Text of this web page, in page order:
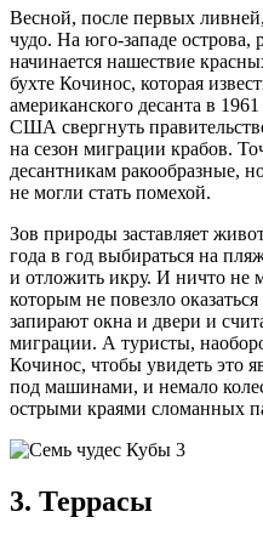
Весной, после первых
чудо. На юго-западе острова,
начинается нашествие
бухте Кочинос, которая
американского десанта в
США свергнуть
на сезон миграции крабов.
десантникам ракообразные,
не могли стать помехой.
Зов природы заставляет
года в год выбираться на
и отложить икру. И ничто не
которым не повезло
запирают окна и двери и
миграции. А туристы,
Кочинос, чтобы увидеть это
под машинами, и немало
острыми краями сломанных
3. Террасы